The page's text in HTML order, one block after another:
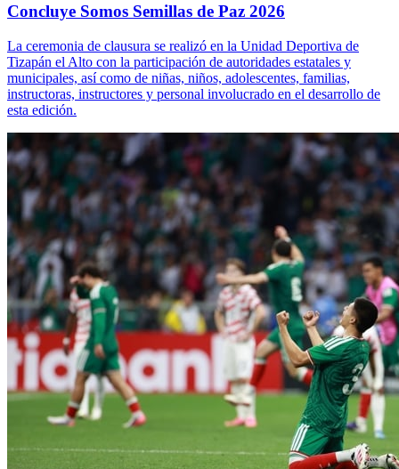
Concluye Somos Semillas de Paz 2026
La ceremonia de clausura se realizó en la Unidad Deportiva de
Tizapán el Alto con la participación de autoridades estatales y
municipales, así como de niñas, niños, adolescentes, familias,
instructoras, instructores y personal involucrado en el desarrollo de
esta edición.